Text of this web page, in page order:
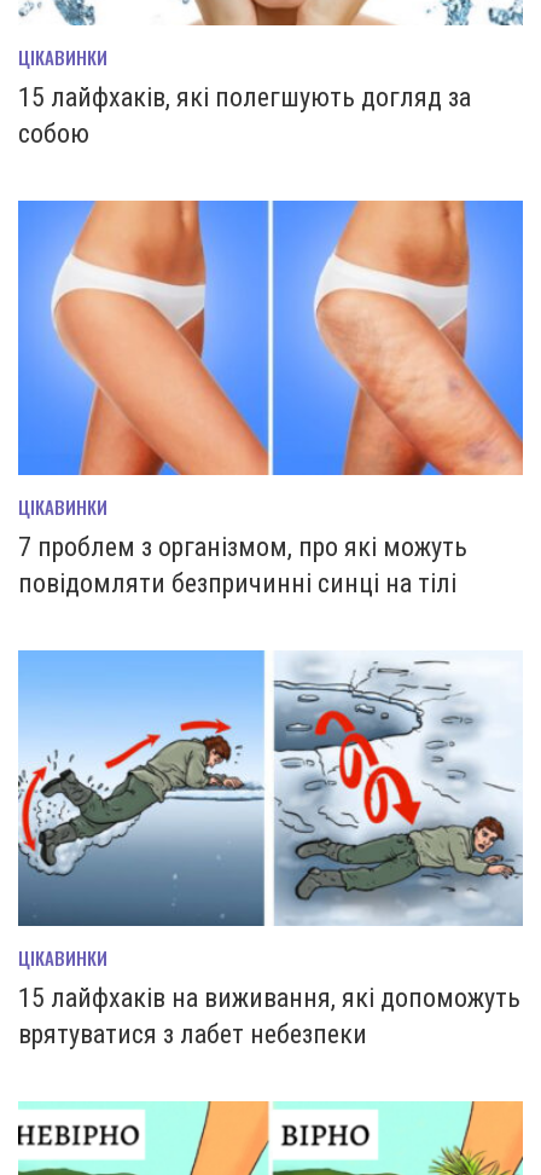
ЦІКАВИНКИ
15 лайфхаків, які полегшують догляд за
собою
ЦІКАВИНКИ
7 проблем з організмом, про які можуть
повідомляти безпричинні синці на тілі
ЦІКАВИНКИ
15 лайфхаків на виживання, які допоможуть
врятуватися з лабет небезпеки